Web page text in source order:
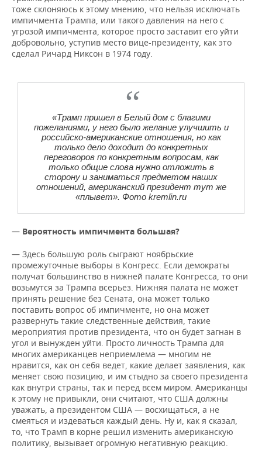
тоже склоняюсь к этому мнению, что нельзя исключать
импичмента Трампа, или такого давления на него с
угрозой импичмента, которое просто заставит его уйти
добровольно, уступив место вице-президенту, как это
сделал Ричард Никсон в 1974 году.
«Трамп пришел в Белый дом с благими
пожеланиями, у него было желание улучшить и
российско-американские отношения, но как
только дело доходит до конкретных
переговоров по конкретным вопросам, как
только общие слова нужно отложить в
сторону и заниматься предметом наших
отношений, американский президент тут же
«плывет». Фото kremlin.ru
— Вероятность импичмента большая?
— Здесь большую роль сыграют ноябрьские
промежуточные выборы в Конгресс. Если демократы
получат большинство в нижней палате Конгресса, то они
возьмутся за Трампа всерьез. Нижняя палата не может
принять решение без Сената, она может только
поставить вопрос об импичменте, но она может
развернуть такие следственные действия, такие
мероприятия против президента, что он будет загнан в
угол и вынужден уйти. Просто личность Трампа для
многих американцев неприемлема — многим не
нравится, как он себя ведет, какие делает заявления, как
меняет свою позицию, и им стыдно за своего президента
как внутри страны, так и перед всем миром. Американцы
к этому не привыкли, они считают, что США должны
уважать, а президентом США — восхищаться, а не
смеяться и издеваться каждый день. Ну и, как я сказал,
то, что Трамп в корне решил изменить американскую
политику, вызывает огромную негативную реакцию.